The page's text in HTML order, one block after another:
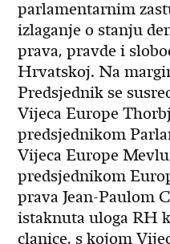
parlamentarnim
izlaganje o stanju
prava, pravde i
Hrvatskoj. Na
Predsjednik se
Vijeca Europe
predsjednikom
Vijeca Europe
predsjednikom
prava Jean-Paulom
istaknuta uloga RH
clanice, s kojom